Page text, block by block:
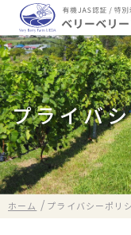
コンセプト
農園事業
農園事業トップ
ブルーベリー
商品開発
レストラン事業
プライバ
ホーム / プライバシーポリ